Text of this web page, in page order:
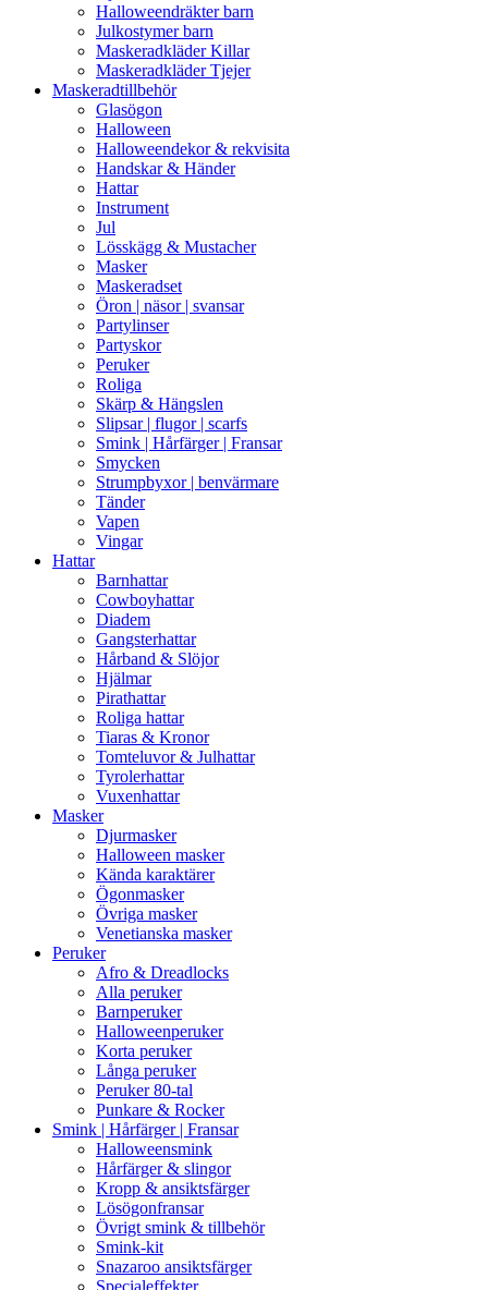
Halloweendräkter barn
Julkostymer barn
Maskeradkläder Killar
Maskeradkläder Tjejer
Maskeradtillbehör
Glasögon
Halloween
Halloweendekor & rekvisita
Handskar & Händer
Hattar
Instrument
Jul
Lösskägg & Mustacher
Masker
Maskeradset
Öron | näsor | svansar
Partylinser
Partyskor
Peruker
Roliga
Skärp & Hängslen
Slipsar | flugor | scarfs
Smink | Hårfärger | Fransar
Smycken
Strumpbyxor | benvärmare
Tänder
Vapen
Vingar
Hattar
Barnhattar
Cowboyhattar
Diadem
Gangsterhattar
Hårband & Slöjor
Hjälmar
Pirathattar
Roliga hattar
Tiaras & Kronor
Tomteluvor & Julhattar
Tyrolerhattar
Vuxenhattar
Masker
Djurmasker
Halloween masker
Kända karaktärer
Ögonmasker
Övriga masker
Venetianska masker
Peruker
Afro & Dreadlocks
Alla peruker
Barnperuker
Halloweenperuker
Korta peruker
Långa peruker
Peruker 80-tal
Punkare & Rocker
Smink | Hårfärger | Fransar
Halloweensmink
Hårfärger & slingor
Kropp & ansiktsfärger
Lösögonfransar
Övrigt smink & tillbehör
Smink-kit
Snazaroo ansiktsfärger
Specialeffekter